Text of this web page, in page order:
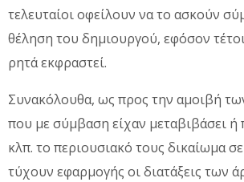
τελευταίοι οφείλουν να το ασκούν
θέληση του δημιουργού, εφόσον
ρητά εκφραστεί.
Συνακόλουθα, ως προς την αμοιβή
που με σύμβαση είχαν μεταβιβάσει
κλπ. το περιουσιακό τους δικαίωμα
τύχουν εφαρμογής οι διατάξεις των